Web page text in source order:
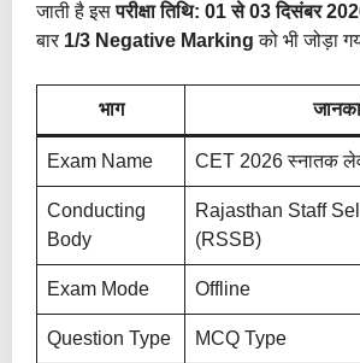
जाती है इसपरीक्षा तिथि: 01 से 03 दिसंबर
बार 1/3 Negative Marking को भी जोड़ा
भाग
Exam Name CET 2026 स्नातक
Conducting
Body
Rajasthan Staff
(RSSB)
Exam Mode Offline
Question Type MCQ Type